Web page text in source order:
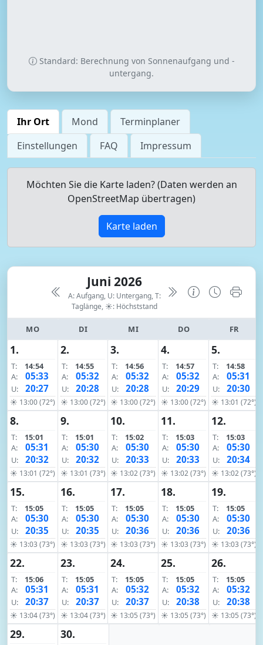
Standard: Berechnung von Sonnenaufgang und -
untergang.
Ihr Ort Mond
Terminplaner
Einstellungen
FAQ Impressum
Möchten Sie die Karte laden? (Daten werden an
OpenStreetMap übertragen)
Karte laden
Juni 2026
A: Aufgang, U: Untergang, T:
Taglänge, ☀: Höchststand
MO DI MI DO FR
1.
T:
14:54
A:
05:33
U: 20:27
☀ 13:00 (72°)
2.
T:
14:55
A:
05:32
U: 20:28
☀ 13:00 (72°)
3.
T:
14:56
A:
05:32
U: 20:28
☀ 13:00 (72°)
4.
T:
14:57
A:
05:32
U: 20:29
☀ 13:00 (72°)
5.
T:
14:58
A:
05:31
U: 20:30
☀ 13:01 (72°)
8.
T:
15:01
A:
05:31
U: 20:32
☀ 13:01 (72°)
9.
T:
15:01
A:
05:30
U: 20:32
☀ 13:01 (73°)
10.
T:
15:02
A:
05:30
U: 20:33
☀ 13:02 (73°)
11.
T:
15:03
A:
05:30
U: 20:33
☀ 13:02 (73°)
12.
T:
15:03
A:
05:30
U: 20:34
☀ 13:02 (73°)
15.
T:
15:05
A:
05:30
U: 20:35
☀ 13:03 (73°)
16.
T:
15:05
A:
05:30
U: 20:35
☀ 13:03 (73°)
17.
T:
15:05
A:
05:30
U: 20:36
☀ 13:03 (73°)
18.
T:
15:05
A:
05:30
U: 20:36
☀ 13:03 (73°)
19.
T:
15:05
A:
05:30
U: 20:36
☀ 13:03 (73°)
22.
T:
15:06
A:
05:31
U: 20:37
☀ 13:04 (73°)
23.
T:
15:05
A:
05:31
U: 20:37
☀ 13:04 (73°)
24.
T:
15:05
A:
05:32
U: 20:37
☀ 13:05 (73°)
25.
T:
15:05
A:
05:32
U: 20:38
☀ 13:05 (73°)
26.
T:
15:05
A:
05:32
U: 20:38
☀ 13:05 (73°)
29. 30.